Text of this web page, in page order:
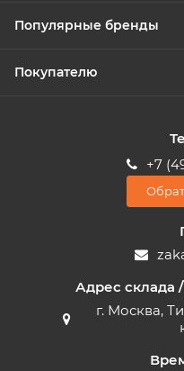
Популярные бренды
Покупателю
+7
Адрес склада
г. Москва,